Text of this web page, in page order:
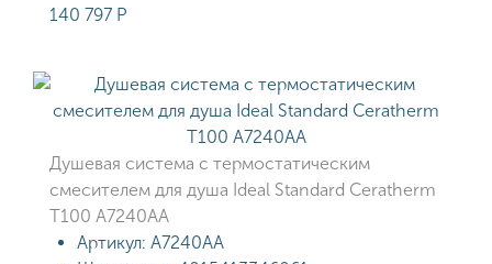
140 797 Р
Душевая система с термостатическим
смесителем для душа Ideal Standard Ceratherm
T100 A7240AA
Артикул: A7240AA